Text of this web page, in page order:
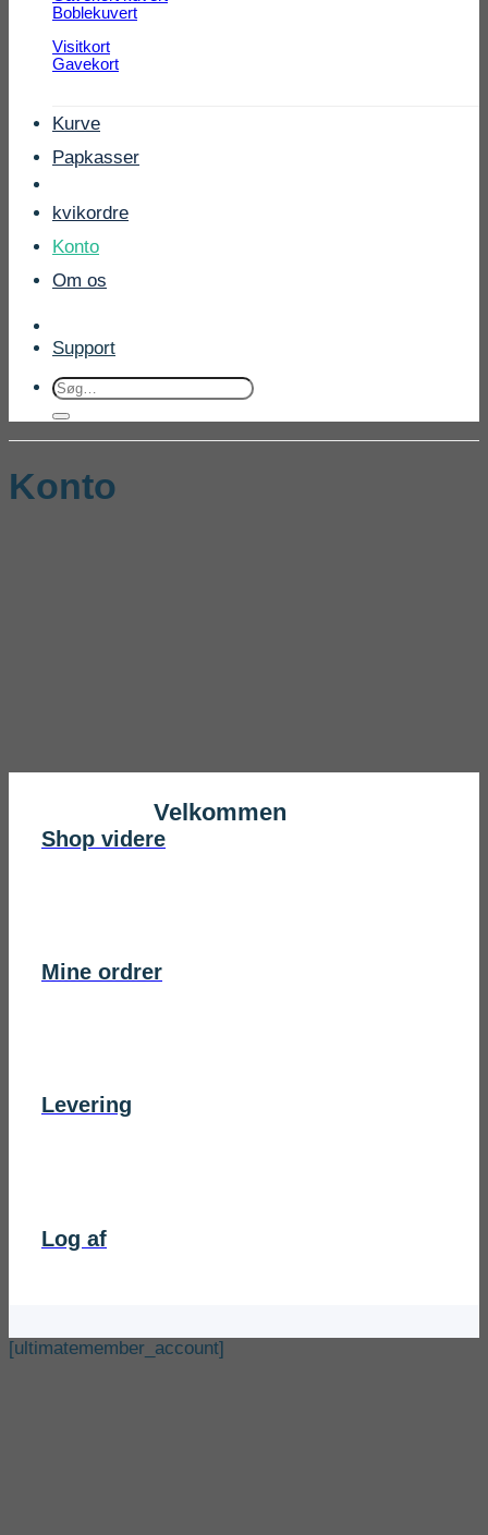
Boblekuvert
Visitkort
Gavekort
Kurve
Papkasser
kvikordre
Konto
Om os
Support
Søg
efter:
Konto
Velkommen
Shop videre
Mine ordrer
Levering
Log af
[ultimatemember_account]